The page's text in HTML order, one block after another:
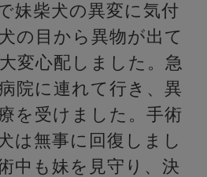
妹柴犬の異変に気付
の目から異物が出て
変心配しました。急
院に連れて行き、異
を受けました。手術
は無事に回復しまし
中も妹を見守り、決